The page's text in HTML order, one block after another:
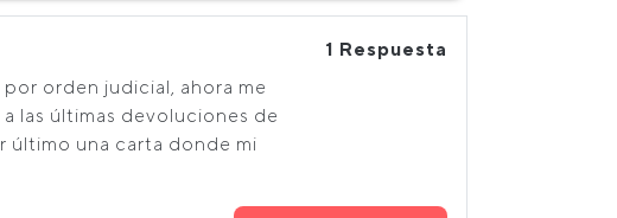
1 Respuesta
orden judicial, ahora me
las últimas devoluciones de
último una carta donde mi